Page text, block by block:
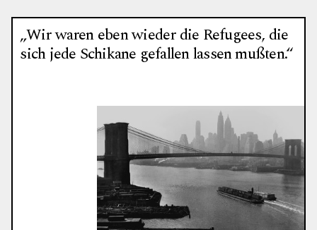
„Wir waren eben wieder die Refugees, die
sich jede Schikane gefallen lassen mußten.“